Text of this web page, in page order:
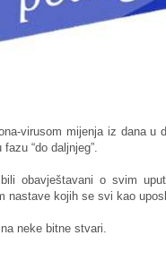
virusom mijenja iz dana u
“do daljnjeg”.
obavještavani o svim
nastave kojih se svi kao
neke bitne stvari.